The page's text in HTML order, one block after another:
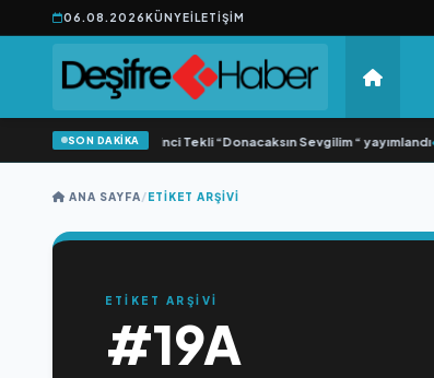
06.08.2026KÜNYEİLETIŞIM
SON DAKİKA
Yonca Samlı ‘dan İkinci Tekli “Donacaksın Sevgilim “ yayımlandı•
ANA SAYFA/ETIKET ARŞIVI
ETİKET ARŞİVİ
#19A